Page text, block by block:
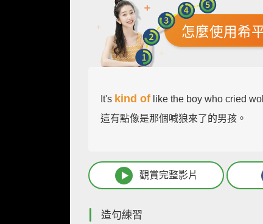
怎麼使用希
It's kind of like the boy who cried
這有點像是那個喊狼來了的男孩。
觀賞完整影片
造句練習